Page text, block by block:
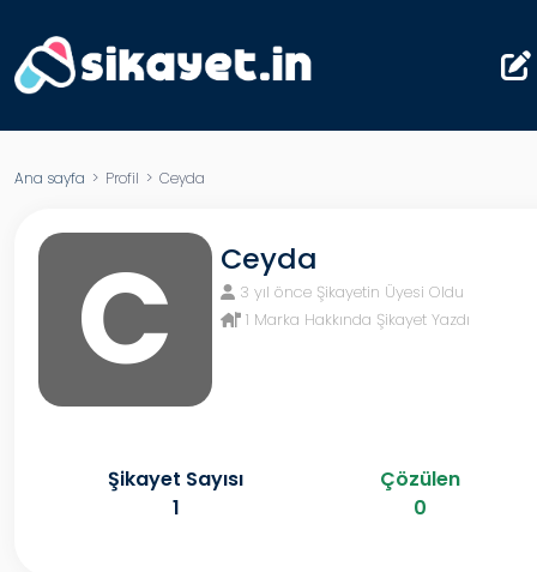
Ana sayfa > Profil > Ceyda
C Ceyda
3 yıl önce Şikayetin Üyesi Oldu
1 Marka Hakkında Şikayet Yazdı
Şikayet Sayısı
1
Çözülen
0